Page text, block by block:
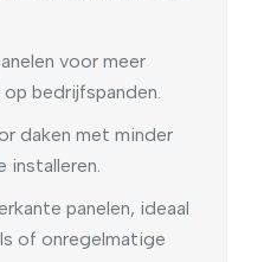
voor meer
bedrijfspanden.
daken met minder
panelen, ideaal
of onregelmatige